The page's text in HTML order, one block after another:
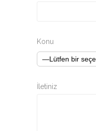
Konu
İletiniz